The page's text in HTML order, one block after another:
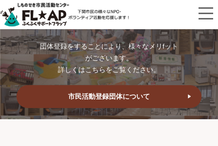
団体登録をすることにより、様々なメリfット
がございます。
詳しくはこちらをご覧ください。
市民活動登録団体について